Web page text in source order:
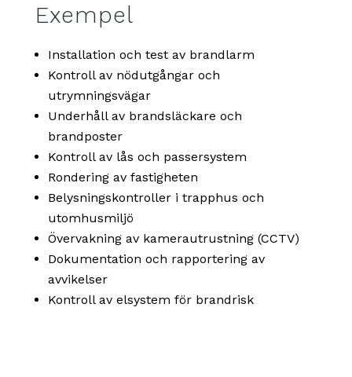
Exempel
Installation och test av brandlarm
Kontroll av nödutgångar och
utrymningsvägar
Underhåll av brandsläckare och
brandposter
Kontroll av lås och passersystem
Rondering av fastigheten
Belysningskontroller i trapphus och
utomhusmiljö
Övervakning av kamerautrustning (CCTV)
Dokumentation och rapportering av
avvikelser
Kontroll av elsystem för brandrisk